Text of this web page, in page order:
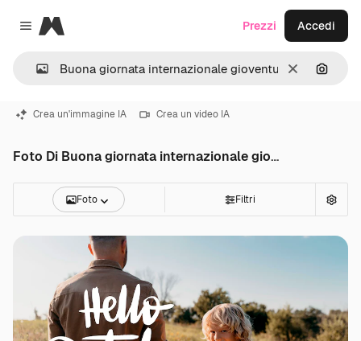
Close menu
Magnific
CancellaCerca
Prezzi Accedi
Crea un'immagine IA Crea un video IA
Foto Di Buona giornata internazionale gioventu
Foto Filtri